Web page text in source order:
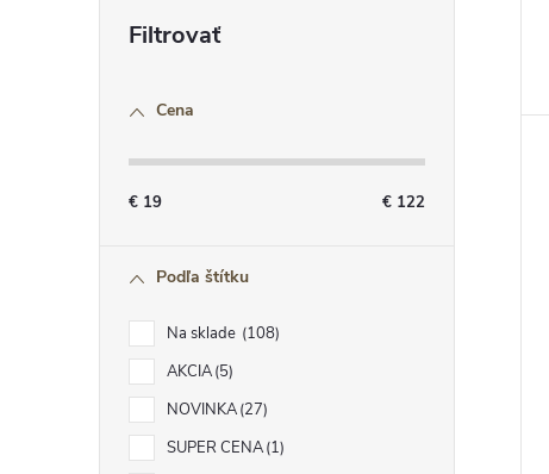
Cena
€ 19 € 122
Podľa štítku
Na sklade 108
AKCIA 5
NOVINKA 27
SUPER CENA 1
v
o